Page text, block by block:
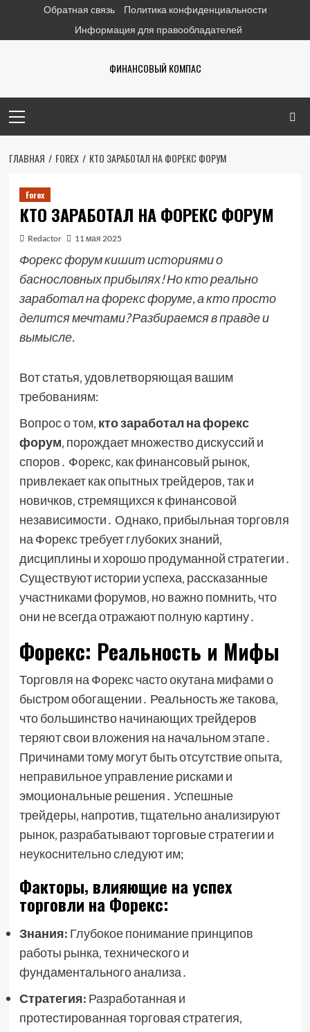
содержимому
Обратная связь
Политика конфиденциальности
Информация для правообладателей
ФИНАНСОВЫЙ КОМПАС
меню
ГЛАВНАЯ FOREX КТО ЗАРАБОТАЛ НА ФОРЕКС ФОРУМ
Forex
КТО ЗАРАБОТАЛ НА ФОРЕКС ФОРУМ
Redactor 11 мая 2025
Форекс форум кишит историями о
баснословных прибылях! Но кто реально
заработал на форекс форуме, а кто просто
делится мечтами? Разбираемся в правде и
вымысле.
Вот статья‚ удовлетворяющая вашим
требованиям:
Вопрос о том‚ кто заработал на форекс
форум‚ порождает множество дискуссий и
споров․ Форекс‚ как финансовый рынок‚
привлекает как опытных трейдеров‚ так и
новичков‚ стремящихся к финансовой
независимости․ Однако‚ прибыльная торговля
на Форекс требует глубоких знаний‚
дисциплины и хорошо продуманной стратегии․
Существуют истории успеха‚ рассказанные
участниками форумов‚ но важно помнить‚ что
они не всегда отражают полную картину․
Форекс: Реальность и Мифы
Торговля на Форекс часто окутана мифами о
быстром обогащении․ Реальность же такова‚
что большинство начинающих трейдеров
теряют свои вложения на начальном этапе․
Причинами тому могут быть отсутствие опыта‚
неправильное управление рисками и
эмоциональные решения․ Успешные
трейдеры‚ напротив‚ тщательно анализируют
рынок‚ разрабатывают торговые стратегии и
неукоснительно следуют им;
Факторы‚ влияющие на успех
торговли на Форекс:
Знания: Глубокое понимание принципов
работы рынка‚ технического и
фундаментального анализа․
Стратегия: Разработанная и
протестированная торговая стратегия‚